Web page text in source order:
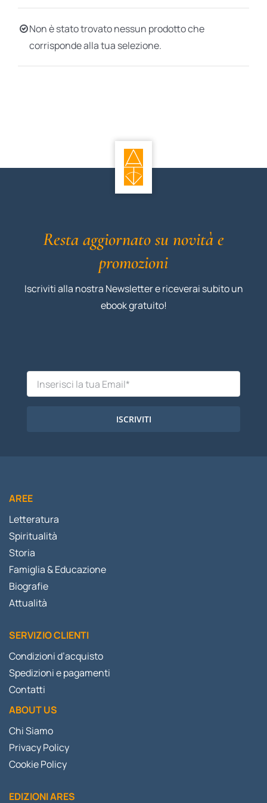
BIOGRAFIE
ATTUALITÀ
Non è stato trovato nessun prodotto che
corrisponde alla tua selezione.
Resta aggiornato su novità e
promozioni
Iscriviti alla nostra Newsletter e riceverai subito un
ebook gratuito!
ISCRIVITI
AREE
Letteratura
Spiritualità
Storia
Famiglia & Educazione
Biografie
Attualità
SERVIZIO CLIENTI
Condizioni d’acquisto
Spedizioni e pagamenti
Contatti
ABOUT US
Chi Siamo
Privacy Policy
Cookie Policy
EDIZIONI ARES